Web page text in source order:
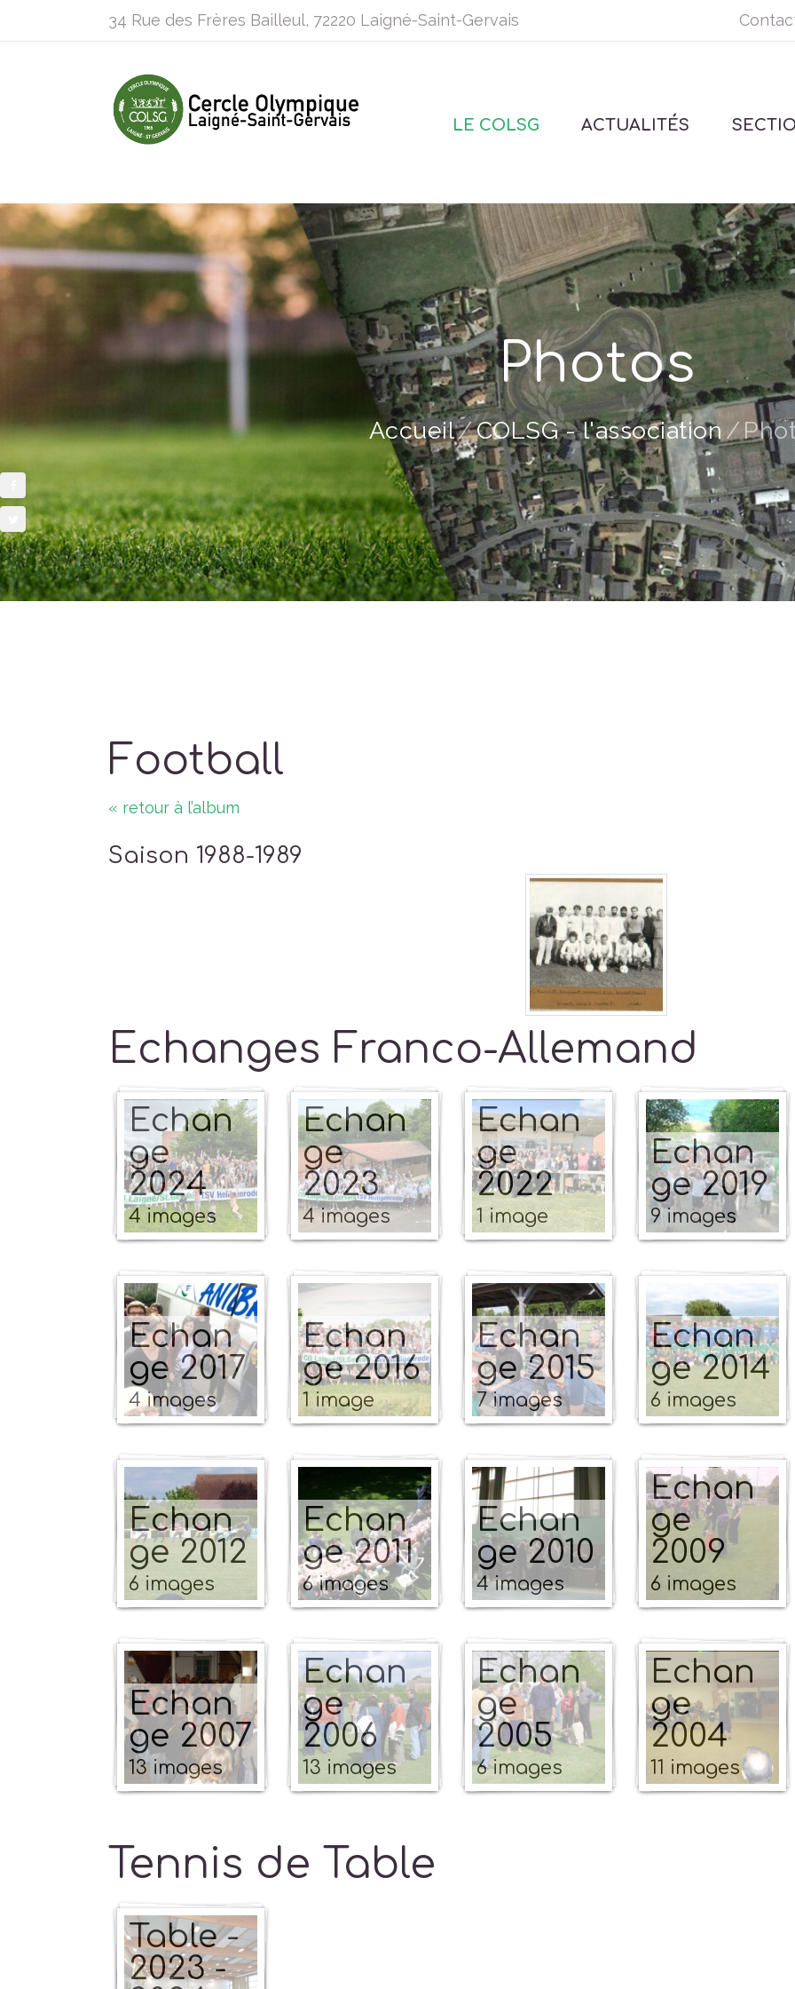
34 Rue des Frères Bailleul, 72220 Laigné-Saint-Gervais
LE COLSG ACTUALITÉS
Photos
Accueil COLSG - l'association
Football
« retour à l’album
Saison 1988-1989
Echanges Franco-Allemand
Echan
ge
2024
4 images
Echan
ge
2023
4 images
Echan
ge
2022
1 image
Echan
ge 2019
9 images
Echan
ge 2017
4 images
Echan
ge 2016
1 image
Echan
ge 2015
7 images
Echan
ge 2014
6 images
Echan
ge 2012
6 images
Echan
ge 2011
6 images
Echan
ge 2010
4 images
Echan
ge
2009
6 images
Echan
ge 2007
13 images
Echan
ge
2006
13 images
Echan
ge
2005
6 images
Echan
ge
2004
11 images
Tennis de Table
Tennis
de
Table -
2023 -